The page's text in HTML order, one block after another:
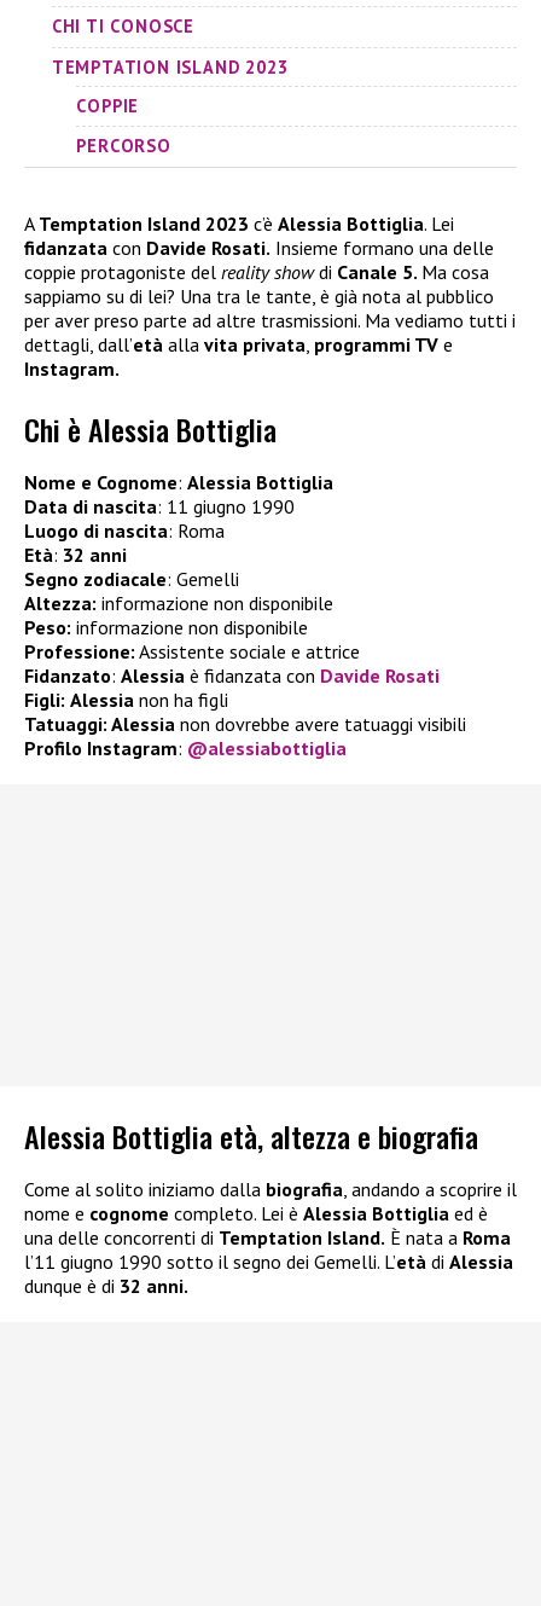
CHI TI CONOSCE
TEMPTATION ISLAND 2023
COPPIE
PERCORSO
A Temptation Island 2023 c’è Alessia Bottiglia. Lei
fidanzata con Davide Rosati. Insieme formano una delle
coppie protagoniste del reality showdi Canale 5. Ma cosa
sappiamo su di lei? Una tra le tante, è già nota al pubblico
per aver preso parte ad altre trasmissioni. Ma vediamo tutti i
dettagli, dall’età alla vita privata, programmi TV e
Instagram.
Chi è Alessia Bottiglia
Nome e Cognome: Alessia Bottiglia
Data di nascita: 11 giugno 1990
Luogo di nascita: Roma
Età: 32 anni
Segno zodiacale: Gemelli
Altezza: informazione non disponibile
Peso: informazione non disponibile
Professione: Assistente sociale e attrice
Fidanzato: Alessia è fidanzata con Davide Rosati
Figli: Alessia non ha figli
Tatuaggi: Alessia non dovrebbe avere tatuaggi visibili
Profilo Instagram: @alessiabottiglia
Alessia Bottiglia età, altezza e biografia
Come al solito iniziamo dalla biografia , andando a scoprire il
nome e cognome completo. Lei è Alessia Bottiglia ed è
una delle concorrenti di Temptation Island. È nata a Roma
l’11 giugno 1990 sotto il segno dei Gemelli. L’età di Alessia
dunque è di 32 anni.